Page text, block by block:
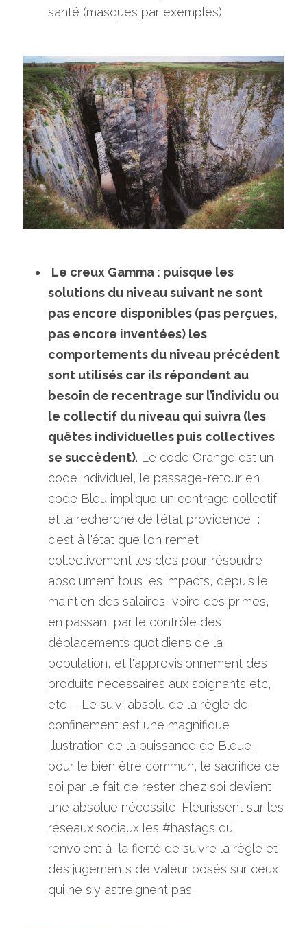
santé (masques par exemples)
Le creux Gamma : puisque les
solutions du niveau suivant ne sont
pas encore disponibles (pas perçues,
pas encore inventées) les
comportements du niveau précédent
sont utilisés car ils répondent au
besoin de recentrage sur l’individu ou
le collectif du niveau qui suivra (les
quêtes individuelles puis collectives
se succèdent). Le code Orange est un
code individuel, le passage-retour en
code Bleu implique un centrage collectif
et la recherche de l'état providence  :
c'est à l'état que l'on remet
collectivement les clés pour résoudre
absolument tous les impacts, depuis le
maintien des salaires, voire des primes,
en passant par le contrôle des
déplacements quotidiens de la
population, et l'approvisionnement des
produits nécessaires aux soignants etc,
etc .... Le suivi absolu de la règle de
confinement est une magnifique
illustration de la puissance de Bleue :
pour le bien être commun, le sacrifice de
soi par le fait de rester chez soi devient
une absolue nécessité. Fleurissent sur les
réseaux sociaux les #hastags qui
renvoient à  la fierté de suivre la règle et
des jugements de valeur posés sur ceux
qui ne s'y astreignent pas.